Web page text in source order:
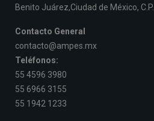
Benito Juárez,Ciudad de México,
Contacto General
contacto@ampes.mx
Teléfonos:
55 4596 3980
55 6966 3155
55 1942 1233